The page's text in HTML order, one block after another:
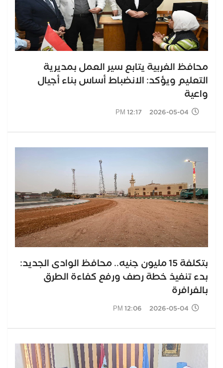
محافظ الغربية يتابع سير العمل بمديرية
التعليم ويؤكد: الانضباط أساس بناء أجيال
واعية
2026-05-04 12:17 PM
بتكلفة 15 مليون جنيه.. محافظ الوادى الجديد:
بدء تنفيذ خطة رصف ورفع كفاءة الطرق
بالفرافرة
2026-05-04 12:06 PM